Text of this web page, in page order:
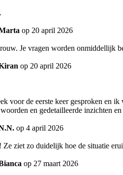
op 20 april 2026
Je vragen worden onmiddellijk
op 20 april 2026
voor de eerste keer gesproken en
en gedetailleerde inzichten
op 4 april 2026
Ze ziet zo duidelijk hoe de situatie
op 27 maart 2026